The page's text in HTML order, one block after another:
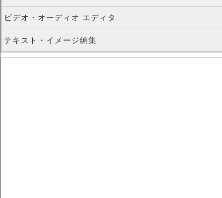
ビデオ・オーディオ エディタ
テキスト・イメージ編集